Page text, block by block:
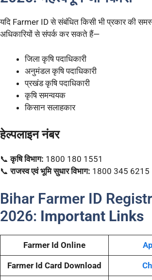
यदि Farmer ID से संबंधित किसी भी प्रकार की
अधिकारियों से संपर्क कर सकते हैं—
जिला कृषि पदाधिकारी
अनुमंडल कृषि पदाधिकारी
प्रखंड कृषि पदाधिकारी
कृषि समन्वयक
किसान सलाहकार
हेल्पलाइन नंबर
📞कृषि विभाग: 1800 180 1551
📞राजस्व एवं भूमि सुधार विभाग: 1800 345 6215
Bihar Farmer ID
2026: Important Links
Farmer Id Online
Farmer Id Card Download